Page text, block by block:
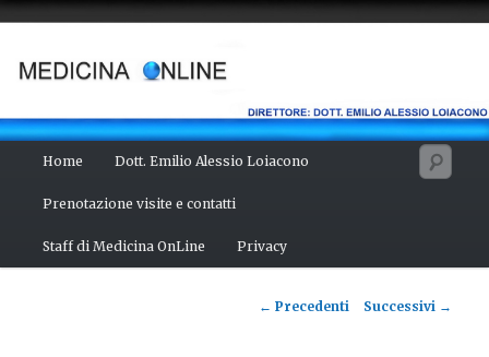
contenuto
principale
Home Dott. Emilio Alessio Loiacono
Prenotazione visite e contatti
Staff di Medicina OnLine Privacy
Navigazione
← Precedenti Successivi →